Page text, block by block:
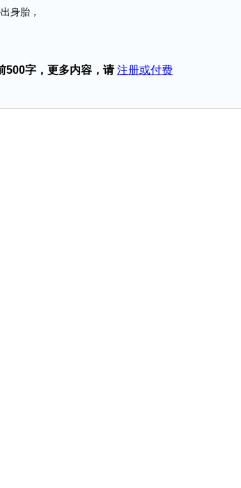
身胎，
500字，更多内容，请 注册或付费